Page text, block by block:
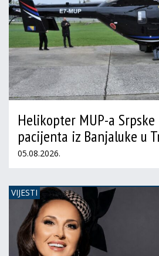
Helikopter MUP-a Srpske
pacijenta iz Banjaluke u
05.08.2026.
VIJESTI